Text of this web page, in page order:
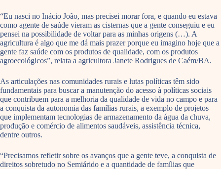
“Eu nasci no Inácio João, mas precisei morar fora, e quando eu estava
como agente de saúde vieram as cisternas que a gente conseguiu e eu
pensei na possibilidade de voltar para as minhas origens (…). A
agricultura é algo que me dá mais prazer porque eu imagino hoje que a
gente faz saúde com os produtos de qualidade, com os produtos
agroecológicos”, relata a agricultora Janete Rodrigues de Caém/BA.
As articulações nas comunidades rurais e lutas políticas têm sido
fundamentais para buscar a manutenção do acesso à políticas sociais
que contribuem para a melhoria da qualidade de vida no campo e para
a conquista da autonomia das famílias rurais, a exemplo de projetos
que implementam tecnologias de armazenamento da água da chuva,
produção e comércio de alimentos saudáveis, assistência técnica,
dentre outros.
“Precisamos refletir sobre os avanços que a gente teve, a conquista de
direitos sobretudo no Semiárido e a quantidade de famílias que